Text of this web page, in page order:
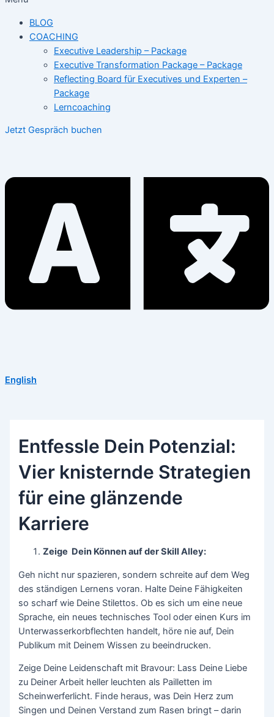
BLOG
COACHING
Executive Leadership – Package
Executive Transformation Package – Package
Reflecting Board für Executives und Experten –
Package
Lerncoaching
Jetzt Gespräch buchen
English
Entfessle Dein Potenzial:
Vier knisternde Strategien
für eine glänzende
Karriere
Zeige Dein Können auf der Skill Alley:
Geh nicht nur spazieren, sondern schreite auf dem Weg
des ständigen Lernens voran. Halte Deine Fähigkeiten
so scharf wie Deine Stilettos. Ob es sich um eine neue
Sprache, ein neues technisches Tool oder einen Kurs im
Unterwasserkorbflechten handelt, höre nie auf, Dein
Publikum mit Deinem Wissen zu beeindrucken.
Zeige Deine Leidenschaft mit Bravour: Lass Deine Liebe
zu Deiner Arbeit heller leuchten als Pailletten im
Scheinwerferlicht. Finde heraus, was Dein Herz zum
Singen und Deinen Verstand zum Rasen bringt – darin